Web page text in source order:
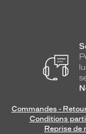
Commandes -
Conditions
Reprise de